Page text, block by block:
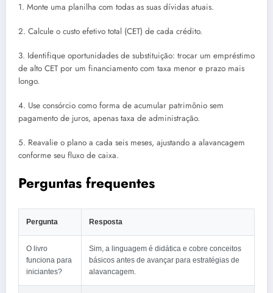
1. Monte uma planilha com todas as suas dívidas atuais.
2. Calcule o custo efetivo total (CET) de cada crédito.
3. Identifique oportunidades de substituição: trocar um empréstimo
de alto CET por um financiamento com taxa menor e prazo mais
longo.
4. Use consórcio como forma de acumular patrimônio sem
pagamento de juros, apenas taxa de administração.
5. Reavalie o plano a cada seis meses, ajustando a alavancagem
conforme seu fluxo de caixa.
Perguntas frequentes
Pergunta Resposta
O livro
funciona para
iniciantes?
Sim, a linguagem é didática e cobre conceitos
básicos antes de avançar para estratégias de
alavancagem.